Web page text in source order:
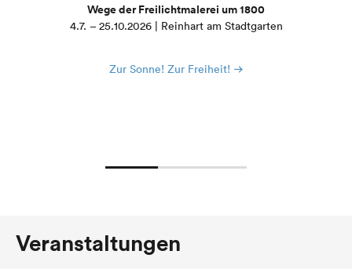
Wege der Freilichtmalerei um 1800
4.7. – 25.10.2026 | Reinhart am Stadtgarten
Zur Sonne! Zur Freiheit!
Veranstaltungen